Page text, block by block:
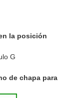
la posición
G
de chapa para